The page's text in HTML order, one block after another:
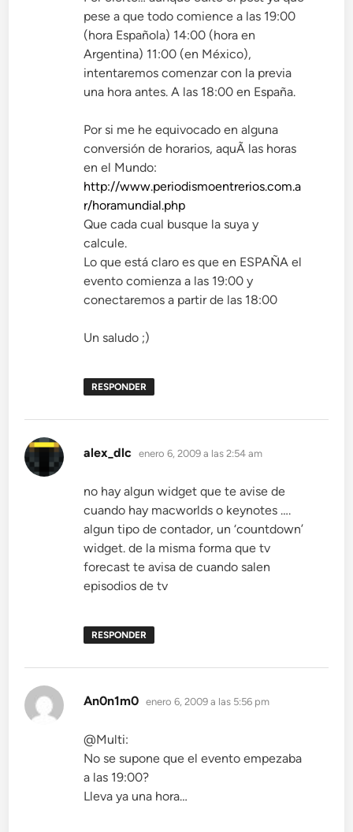
pese a que todo comience a las 19:00
(hora Española) 14:00 (hora en
Argentina) 11:00 (en México),
intentaremos comenzar con la previa
una hora antes. A las 18:00 en España.
Por si me he equivocado en alguna
conversión de horarios, aquÃ­ las horas
en el Mundo:
http://www.periodismoentrerios.com.a
r/horamundial.php
Que cada cual busque la suya y
calcule.
Lo que está claro es que en ESPAÑA el
evento comienza a las 19:00 y
conectaremos a partir de las 18:00
Un saludo ;)
RESPONDER
alex_dlc dice:
enero 6, 2009 a las 2:54 am
no hay algun widget que te avise de
cuando hay macworlds o keynotes ….
algun tipo de contador, un ‘countdown’
widget. de la misma forma que tv
forecast te avisa de cuando salen
episodios de tv
RESPONDER
An0n1m0 dice:
enero 6, 2009 a las 5:56 pm
@Multi:
No se supone que el evento empezaba
a las 19:00?
Lleva ya una hora…